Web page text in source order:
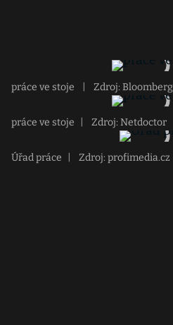
práce ve stoje Zdroj: Bloomberg
práce ve stoje Zdroj: Netdoctor
Úřad práce Zdroj: profimedia.cz